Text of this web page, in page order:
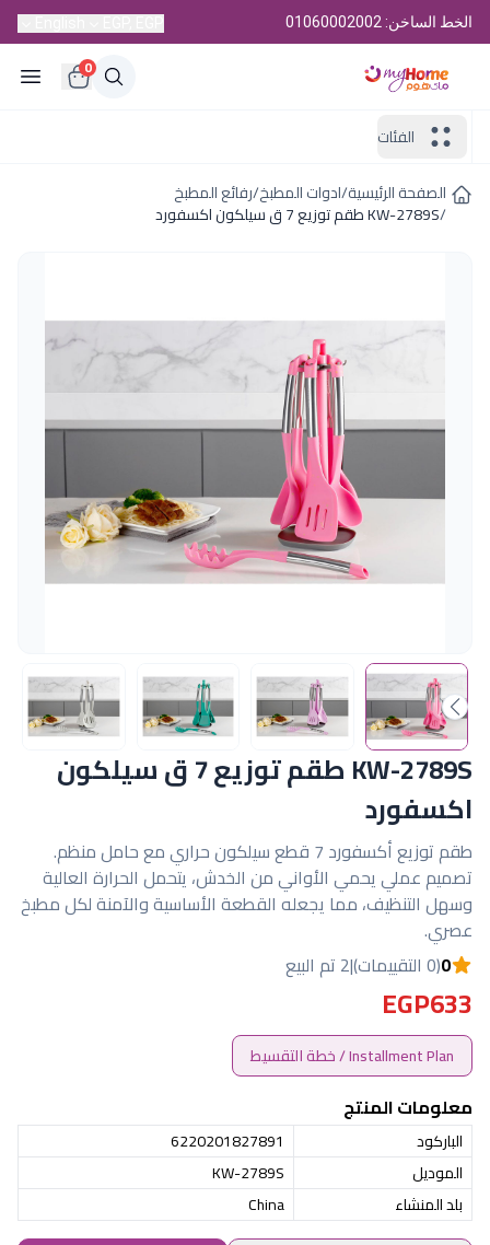
الخط الساخن: 01060002002
0
الفئات
الصفحة الرئيسية/ادوات المطبخ/رفائع المطبخ
/KW-2789S طقم توزيع 7 ق سيلكون اكسفورد
KW-2789S طقم توزيع 7 ق سيلكون
اكسفورد
طقم توزيع أكسفورد 7 قطع سيلكون حراري مع حامل منظم.
تصميم عملي يحمي الأواني من الخدش، يتحمل الحرارة العالية
وسهل التنظيف، مما يجعله القطعة الأساسية والآمنة لكل مطبخ
عصري.
0(0 التقييمات) |2 تم البيع
EGP633
Installment Plan / خطة التقسيط
معلومات المنتج
الباركود
6220201827891
الموديل
KW-2789S
بلد المنشاء
China